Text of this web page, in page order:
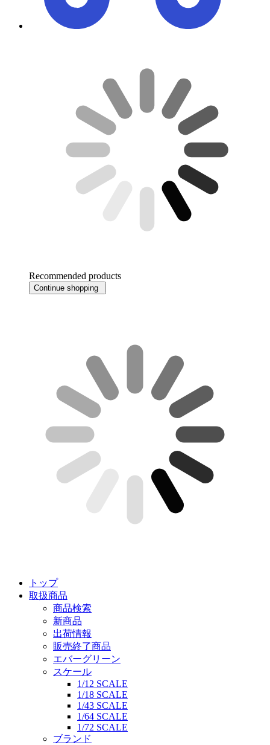
Recommended products
Continue shopping
トップ
取扱商品
商品検索
新商品
出荷情報
販売終了商品
エバーグリーン
スケール
1/12 SCALE
1/18 SCALE
1/43 SCALE
1/64 SCALE
1/72 SCALE
ブランド